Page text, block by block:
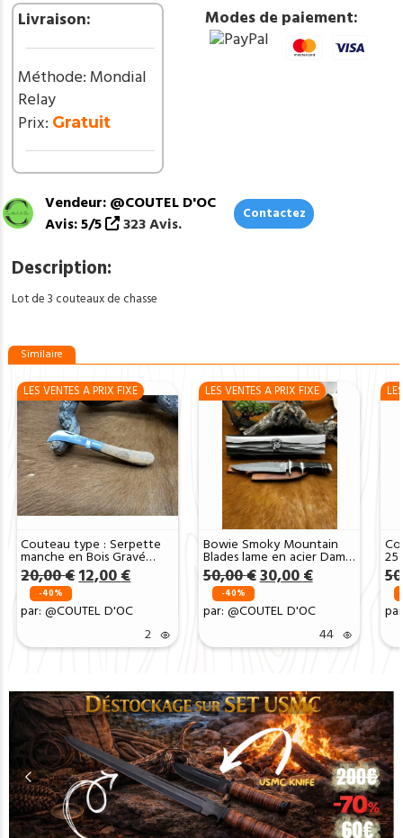
à
dépecer,
couteau
de
chasse
ref
CH187
Livraison:
Méthode: Mondial
Relay
Prix: Gratuit
Modes de paiement:
Vendeur: @COUTEL D'OC
Avis: 5/5
323 Avis.
Contactez
Description:
Lot de 3 couteaux de chasse
Similaire
LES VENTES A PRIX FIXE
Couteau type : Serpette
manche en Bois Gravé
(Gravure Prénom Offerte)
ref SP2504
20,00€Le
prix
initial
était :
12,00 €Le
prix
actuel
est :
12,00 €.
-40%
par: @COUTEL D'OC
2
LES VENTES A PRIX FIXE
Bowie Smoky Mountain
Blades lame en acier Damas
256 couches manche en
bois et en corne ref
SMB106
50,00€Le
prix
initial
était :
30,00 €Le
prix
actuel
est :
30,00 €.
-40%
par: @COUTEL D'OC
44